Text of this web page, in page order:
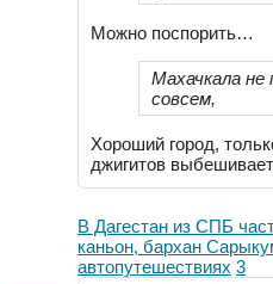
Можно поспорить…
Махачкала не
совсем,
Хороший город,
джигитов
В Дагестан из СПБ
каньон, бархан
автопутешествиях 3